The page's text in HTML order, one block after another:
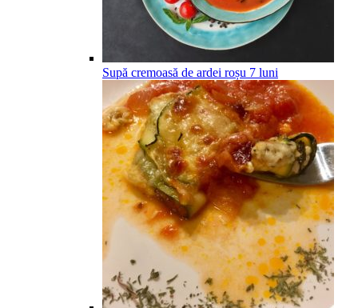
Supă cremoasă de ardei roșu 7 luni